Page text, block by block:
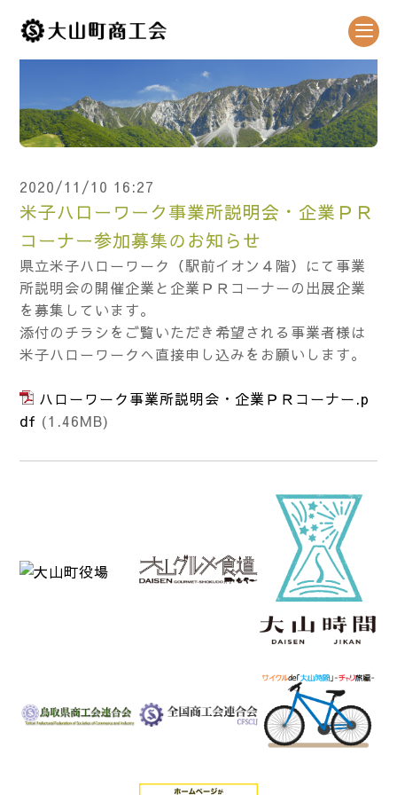
2020/11/10 16:27
米子ハローワーク事業所説明会・企業ＰＲ
コーナー参加募集のお知らせ
県立米子ハローワーク（駅前イオン４階）にて事業
所説明会の開催企業と企業ＰＲコーナーの出展企業
を募集しています。
添付のチラシをご覧いただき希望される事業者様は
米子ハローワークへ直接申し込みをお願いします。
ハローワーク事業所説明会・企業ＰＲコーナー.p
df (1.46MB)